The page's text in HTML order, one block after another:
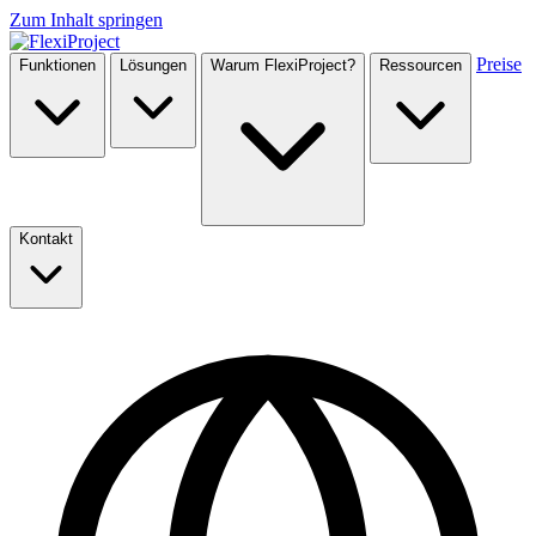
Zum Inhalt springen
Funktionen Lösungen Warum FlexiProject? Ressourcen Preise
Kontakt